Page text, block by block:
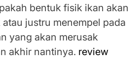
bentuk fisik ikan akan
justru menempel pada
yang akan merusak
akhir nantinya. review